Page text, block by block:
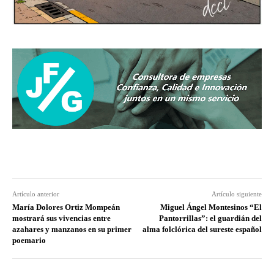
Artículo anterior
María Dolores Ortiz Mompeán
mostrará sus vivencias entre
azahares y manzanos en su primer
poemario
Artículo siguiente
Miguel Ángel Montesinos “El
Pantorrillas”: el guardián del
alma folclórica del sureste español